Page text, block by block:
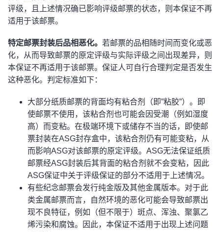
评级，且上述情况确已影响评级邮票的状态，则本保证不再
适用于该邮票。
特定邮票封装后品相恶化。 若邮票的品相随时间而变化或恶
化，从而导致邮票的原定评级与实际评级之间出现差异，则
本保证不再适用于该邮票。保证人可自行合理判定是否发生
这种恶化。判定标准如下：
大部分纸质邮票的背面均有粘合剂（即”粘胶”）。即
使邮票不使用，该粘合剂也可能会因受潮（例如湿度
高）而变粘。在极端环境下或储存不当的话，即使邮
票封装在ASG封存盒中，该粘合剂仍有可能变粘，从
而影响ASG对该邮票的原定评级。ASG无法保证纸质
邮票经ASG封装后其背面的粘合剂就不会变粘，因此
ASG保证中关于评级保证的部分不适用于上述情况。
有些纪念邮票会发行纯金版及其他金属版本。对于此
类金属邮票而言，自然环境的恶化可能会导致邮票出
现不良特征，例如（但不限于）斑点、浑浊、聚氯乙
烯污染和腐蚀。因此，本保证不适用于出现上述问题